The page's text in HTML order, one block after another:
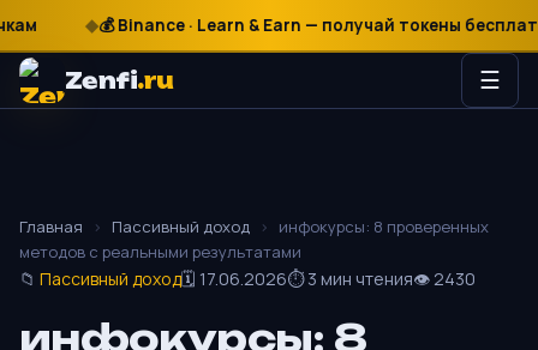
₽
$
€ 💰 Binance · Learn & Earn — получай токены бесплатно
Zenfi.ru ☰
Главная › Пассивный доход ›
инфокурсы: 8 проверенных
методов с реальными результатами
📁 Пассивный доход🗓 17.06.2026⏱ 3 мин чтения👁 2430
инфокурсы: 8